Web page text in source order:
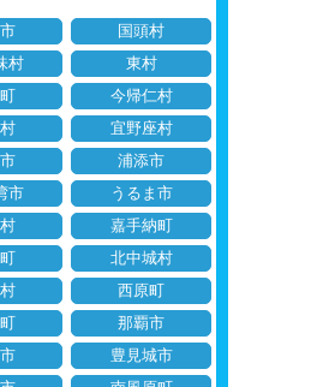
国頭村
村
東村
今帰仁村
宜野座村
浦添市
市
うるま市
嘉手納町
北中城村
西原町
那覇市
豊見城市